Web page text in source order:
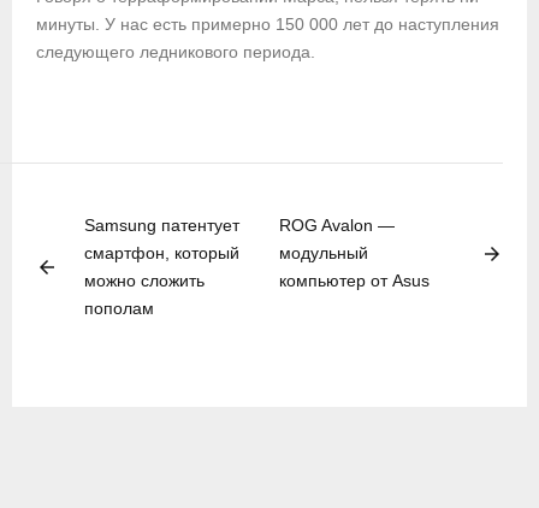
минуты. У нас есть примерно 150 000 лет до наступления
следующего ледникового периода.
arrow_back
Samsung патентует
смартфон, который
можно сложить
пополам
ROG Avalon —
модульный
компьютер от Asus
arrow_forward